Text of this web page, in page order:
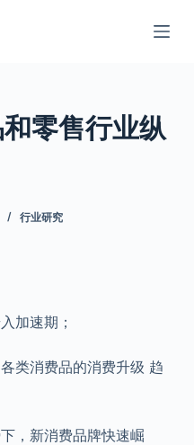
零售行业纵
行业研究
加速期；
类消费品的消费升级 趋
，新消费品牌快速崛